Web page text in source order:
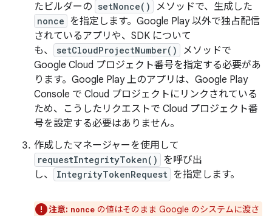
たビルダーの setNonce() メソッドで、生成した
nonce を指定します。Google Play 以外で独占配信
されているアプリや、SDK について
も、
setCloudProjectNumber()
メソッドで
Google Cloud プロジェクト番号を指定する必要があ
ります。Google Play 上のアプリは、Google Play
Console で Cloud プロジェクトにリンクされている
ため、こうしたリクエストで Cloud プロジェクト番
号を設定する必要はありません。
作成したマネージャーを使用して
requestIntegrityToken()
を呼び出
し、
IntegrityTokenRequest を指定します。
注意: nonce の値はそのまま Google のシステムに渡さ